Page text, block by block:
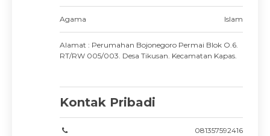
Agama Islam
Alamat : Perumahan Bojonegoro Permai Blok O.6.
RT/RW 005/003. Desa Tikusan. Kecamatan Kapas.
Kontak Pribadi
081357592416